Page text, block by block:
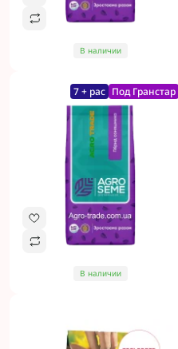
В наличии
7 + рас Под Гранстар
В наличии